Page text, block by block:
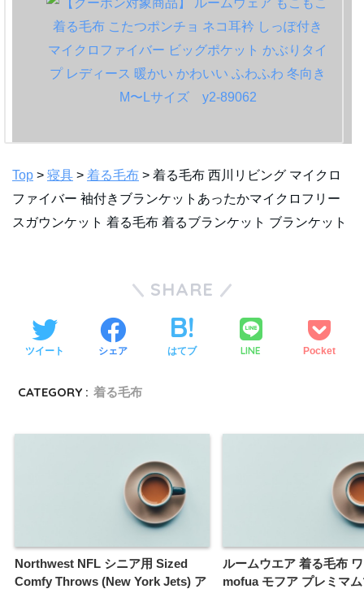
Top > 寝具 > 着る毛布 > 着る毛布 西川リビング マイクロ
ファイバー 袖付きブランケットあったかマイクロフリー
スガウンケット 着る毛布 着るブランケット ブランケット
SHARE
ツイート シェア はてブ LINE Pocket
CATEGORY : 着る毛布
Northwest NFL シニア用 Sized
Comfy Throws (New York Jets) ア
ルームウエア 着る毛布
mofua モフア プレミマ